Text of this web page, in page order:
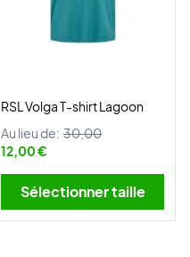
RSL Volga T-shirt Lagoon
Au lieu de: 30,00
12,00 €
Sélectionner taille